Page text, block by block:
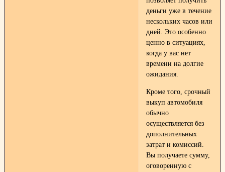
деньги уже в течение
нескольких часов или
дней. Это особенно
ценно в ситуациях,
когда у вас нет
времени на долгие
ожидания.
Кроме того, срочный
выкуп автомобиля
обычно
осуществляется без
дополнительных
затрат и комиссий.
Вы получаете сумму,
оговоренную с